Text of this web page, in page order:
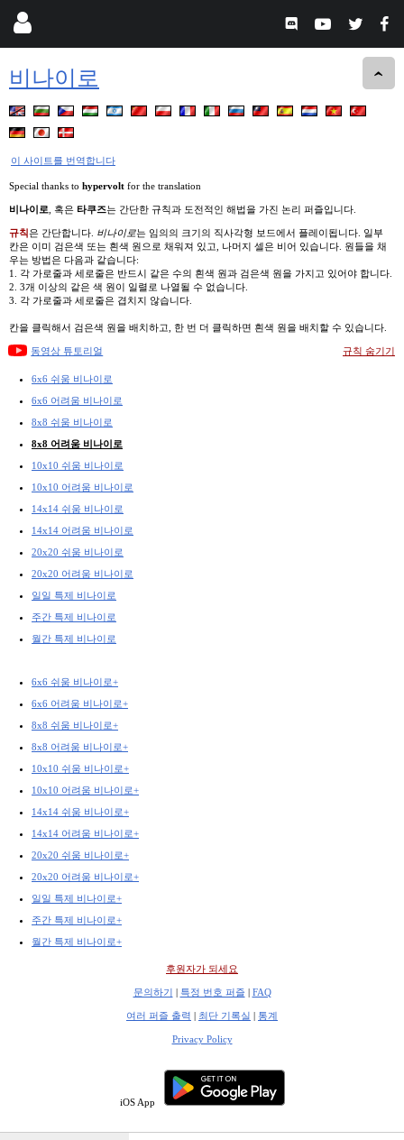
비나이로
이 사이트를 번역합니다
Special thanks to hypervolt for the translation
비나이로 , 혹은 타쿠즈는 간단한 규칙과 도전적인 해법을 가진 논리 퍼즐입니다.
규칙은 간단합니다. 비나이로는 임의의 크기의 직사각형 보드에서 플레이됩니다. 일부
칸은 이미 검은색 또는 흰색 원으로 채워져 있고, 나머지 셀은 비어 있습니다. 원들을 채
우는 방법은 다음과 같습니다:
1. 각 가로줄과 세로줄은 반드시 같은 수의 흰색 원과 검은색 원을 가지고 있어야 합니다.
2. 3개 이상의 같은 색 원이 일렬로 나열될 수 없습니다.
3. 각 가로줄과 세로줄은 겹치지 않습니다.
칸을 클릭해서 검은색 원을 배치하고, 한 번 더 클릭하면 흰색 원을 배치할 수 있습니다.
동영상 튜토리얼 규칙 숨기기
6x6 쉬움 비나이로
6x6 어려움 비나이로
8x8 쉬움 비나이로
8x8 어려움 비나이로
10x10 쉬움 비나이로
10x10 어려움 비나이로
14x14 쉬움 비나이로
14x14 어려움 비나이로
20x20 쉬움 비나이로
20x20 어려움 비나이로
일일 특제 비나이로
주간 특제 비나이로
월간 특제 비나이로
6x6 쉬움 비나이로+
6x6 어려움 비나이로+
8x8 쉬움 비나이로+
8x8 어려움 비나이로+
10x10 쉬움 비나이로+
10x10 어려움 비나이로+
14x14 쉬움 비나이로+
14x14 어려움 비나이로+
20x20 쉬움 비나이로+
20x20 어려움 비나이로+
일일 특제 비나이로+
주간 특제 비나이로+
월간 특제 비나이로+
후원자가 되세요
문의하기 | 특정 번호 퍼즐| FAQ
여러 퍼즐 출력 | 최단 기록실 | 통계
Privacy Policy
iOS App